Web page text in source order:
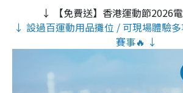
↓ 【免費送】香港運動節2026
↓ 設過百運動用品攤位 / 可現場體驗
賽事🔥 ↓